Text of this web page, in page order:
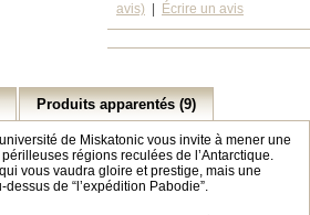
avis)
Écrire un avis
Produits apparentés (9)
de Miskatonic vous invite à mener une
régions reculées de l’Antarctique.
vous vaudra gloire et prestige, mais une
de “l’expédition Pabodie”.